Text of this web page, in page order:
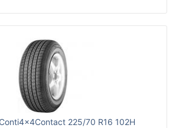
225/70 R16 102H